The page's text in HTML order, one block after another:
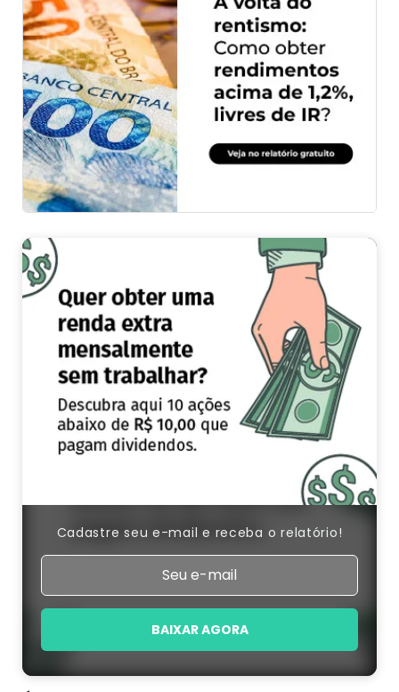
Cadastre seu e-mail e receba o relatório!
BAIXAR AGORA